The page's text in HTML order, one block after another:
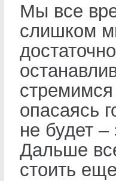
Мы все
слишком
стремимся
опасаясь
не будет
Дальше
стоить